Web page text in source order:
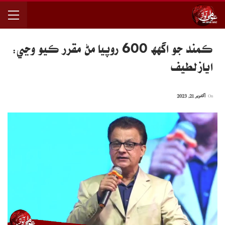
ڪمند جو اگهھ 600 روپيا مڻ مقرر ڪيو وڃي:
اياز لطيف
اکتوبر 21, 2023